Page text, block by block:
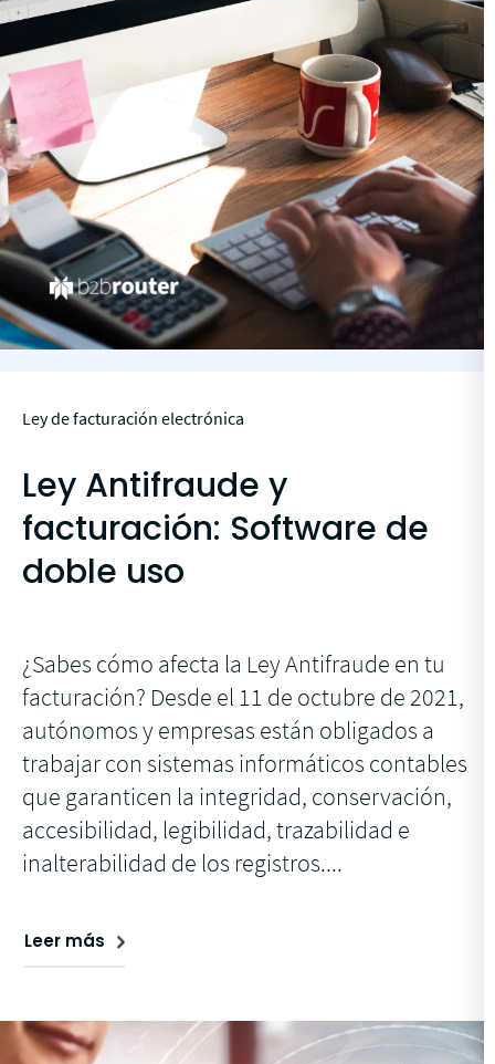
Ley de facturación electrónica
Ley Antifraude y
facturación: Software de
doble uso
¿Sabes cómo afecta la Ley Antifraude en tu
facturación? Desde el 11 de octubre de 2021,
autónomos y empresas están obligados a
trabajar con sistemas informáticos contables
que garanticen la integridad, conservación,
accesibilidad, legibilidad, trazabilidad e
inalterabilidad de los registros....
Leer más